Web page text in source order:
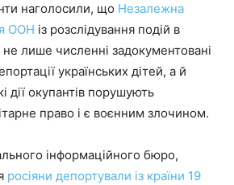
наголосили, що Незалежна
ООН із розслідування подій в
не лише численні задокументовані
українських дітей, а й
дії окупантів порушують
право і є воєнним злочином.
інформаційного бюро,
росіяни депортували із країни 19